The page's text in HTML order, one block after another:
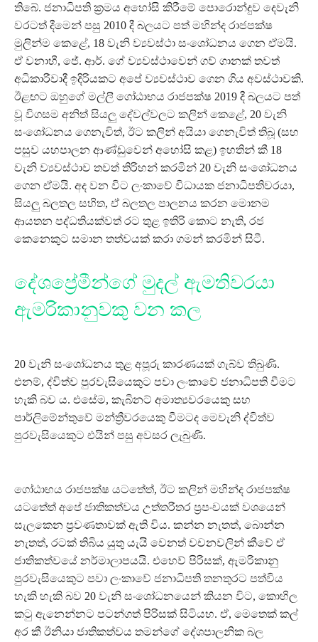
තිබේ. ජනාධිපති ක්‍රමය අහෝසි කිරීමේ පොරොන්දුව දෙවැනි
වරටත් දීමෙන් පසු 2010 දී බලයට පත් මහින්ද රාජපක්ෂ
මුලින්ම කෙළේ, 18 වැනි ව්‍යවස්ථා සංශෝධනය ගෙන ඒමයි.
ඒ වනාහී, ජේ. ආර්. ගේ ව්‍යවස්ථාවෙන් ගව් ගානක් තවත්
අධිකාරීවාදී ඉදිරියකට අපේ ව්‍යවස්ථාව ගෙන ගිය අවස්ථාවකි.
ඊළඟට ඔහුගේ මල්ලී ගෝඨාභය රාජපක්ෂ 2019 දී බලයට පත්
වූ විගසම අනිත් සියලු දේවල්වලට කලින් කෙළේ, 20 වැනි
සංශෝධනය ගෙනැවිත්, ඊට කලින් අයියා ගෙනැවිත් තිබූ (සහ
පසුව යහපාලන ආණ්ඩුවෙන් අහෝසි කළ) ඉහතින් කී 18
වැනි ව්‍යවස්ථාව තවත් තිරිහන් කරමින් 20 වැනි සංශෝධනය
ගෙන ඒමයි. අද වන විට ලංකාවේ විධායක ජනාධිපතිවරයා,
සියලු බලතල සහිත, ඒ බලතල පාලනය කරන මොනම
ආයතන පද්ධතියක්වත් රට තුළ ඉතිරි කොට නැති, රජ
කෙනෙකුට සමාන තත්වයක් කරා ගමන් කරමින් සිටී.
දේශප්‍රේමීන්ගේ මුදල් ඇමතිවරයා
ඇමරිකානුවකු වන කල
20 වැනි සංශෝධනය තුළ අපූරු කාරණයක් ගැබ්ව තිබුණි.
එනම්, ද්විත්ව පුරවැසියෙකුට පවා ලංකාවේ ජනාධිපති වීමට
හැකි බව ය. එසේම, කැබිනට් අමාත්‍යවරයෙකු සහ
පාර්ලිමේන්තුවේ මන්ත්‍රීවරයෙකු වීමටද මෙවැනි ද්විත්ව
පුරවැසියෙකුට එයින් පසු අවසර ලැබුණි.
ගෝඨාභය රාජපක්ෂ යටතේත්, ඊට කලින් මහින්ද රාජපක්ෂ
යටතේත් අපේ ජාතිකත්වය උත්තරීතර ප්‍රපංචයක් වශයෙන්
සැලකෙන ප්‍රවණතාවක් ඇති විය. කන්න නැතත්, බොන්න
නැතත්, රටක් තිබිය යුතු යැයි වෙනත් වචනවලින් කීවේ ඒ
ජාතිකත්වයේ නර්මාලාපයයි. එහෙව් පිරිසක්, ඇමරිකානු
පුරවැසියෙකුට පවා ලංකාවේ ජනාධිපති තනතුරට පත්විය
හැකි හැකි බව 20 වැනි සංශෝධනයෙන් කියන විට, කොහිල
කටු ඇනෙන්නට පටන්ගත් පිරිසක් සිටියහ. ඒ, මෙතෙක් කල්
අර කී ඊනියා ජාතිකත්වය තමන්ගේ දේශපාලනික බල